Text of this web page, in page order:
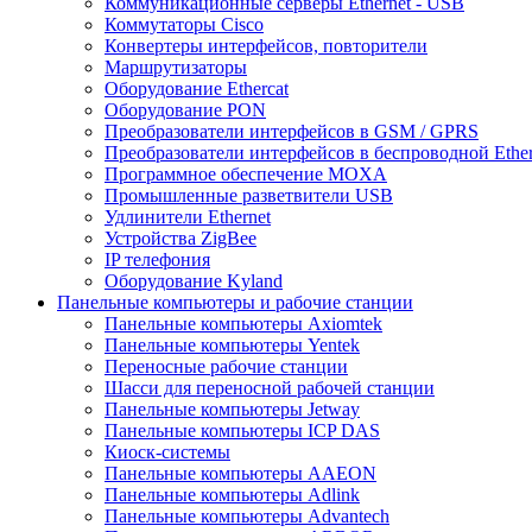
Коммутаторы Cisco
Конвертеры интерфейсов, повторители
Маршрутизаторы
Оборудование Ethercat
Оборудование PON
Преобразователи интерфейсов в GSM / GPRS
Преобразователи интерфейсов в беспроводной
Программное обеспечение MOXA
Промышленные разветвители USB
Удлинители Ethernet
Устройства ZigBee
IP телефония
Оборудование Kyland
Панельные компьютеры и рабочие станции
Панельные компьютеры Axiomtek
Панельные компьютеры Yentek
Переносные рабочие станции
Шасси для переносной рабочей станции
Панельные компьютеры Jetway
Панельные компьютеры ICP DAS
Киоск-системы
Панельные компьютеры AAEON
Панельные компьютеры Adlink
Панельные компьютеры Advantech